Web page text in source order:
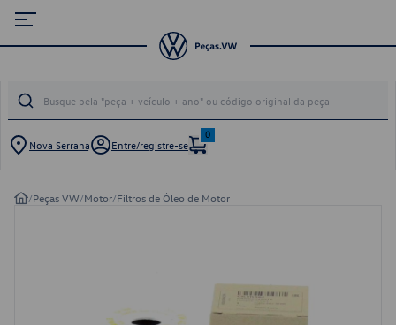
Nova Serrana Entre/registre-se
0
/Peças VW/Motor/Filtros de Óleo de Motor